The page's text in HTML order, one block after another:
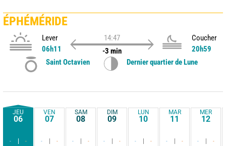
ÉPHÉMÉRIDE
Lever
06h11
14:47
-3 min
Coucher
20h59
Saint Octavien
Dernier quartier de Lune
JEU
06
- -
VEN
07
- -
SAM
08
- -
DIM
09
- -
LUN
10
- -
MAR
11
- -
MER
12
- -